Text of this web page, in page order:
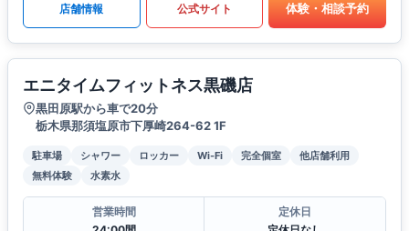
店舗情報 公式サイト 体験・相談予約
エニタイムフィットネス黒磯店
黒田原駅から車で20分
栃木県那須塩原市下厚崎264-62 1F
駐車場 シャワー ロッカー Wi-Fi 完全個室
他店舗利用
無料体験
水素水
営業時間
定休日